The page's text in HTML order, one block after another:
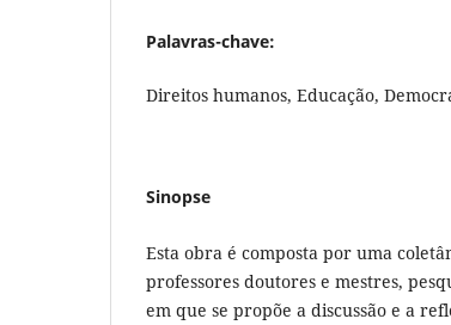
Palavras-chave:
Direitos humanos, Educação,
Sinopse
Esta obra é composta por uma
professores doutores e mestres,
em que se propõe a discussão e a